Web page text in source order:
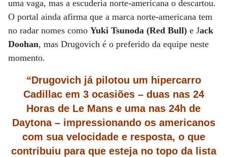
uma vaga, mas a escuderia norte-americana o descartou.
O portal ainda afirma que a marca norte-americana tem
no radar nomes como Yuki Tsunoda (Red Bull) e Jack
Doohan, mas Drugovich é o preferido da equipe neste
momento.
“Drugovich já pilotou um hipercarro
Cadillac em 3 ocasiões – duas nas 24
Horas de Le Mans e uma nas 24h de
Daytona – impressionando os americanos
com sua velocidade e resposta, o que
contribuiu para que esteja no topo da lista